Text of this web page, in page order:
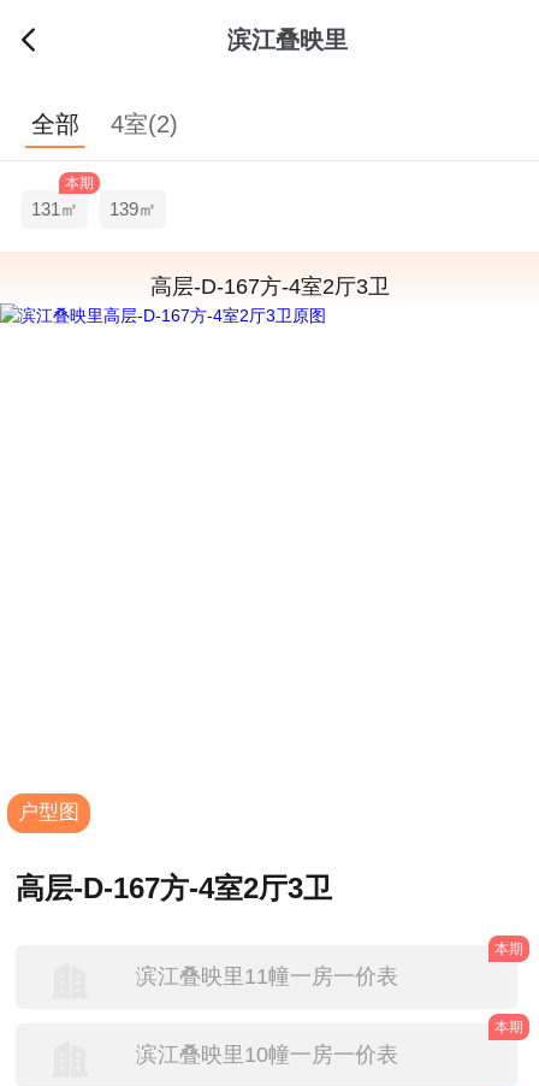
滨江叠映里
全部 4室(2)
131㎡
本期
139㎡
高层-D-167方-4室2厅3卫
户型图
高层-D-167方-4室2厅3卫
滨江叠映里11幢一房一价表
本期
滨江叠映里10幢一房一价表
本期